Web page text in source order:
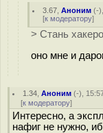
3.67 ,Аноним (-
[к модератору]
> Стань
оно мне и
1.34 ,Аноним (-),
[к модератору]
Интересно, а
нафиг не нужно,